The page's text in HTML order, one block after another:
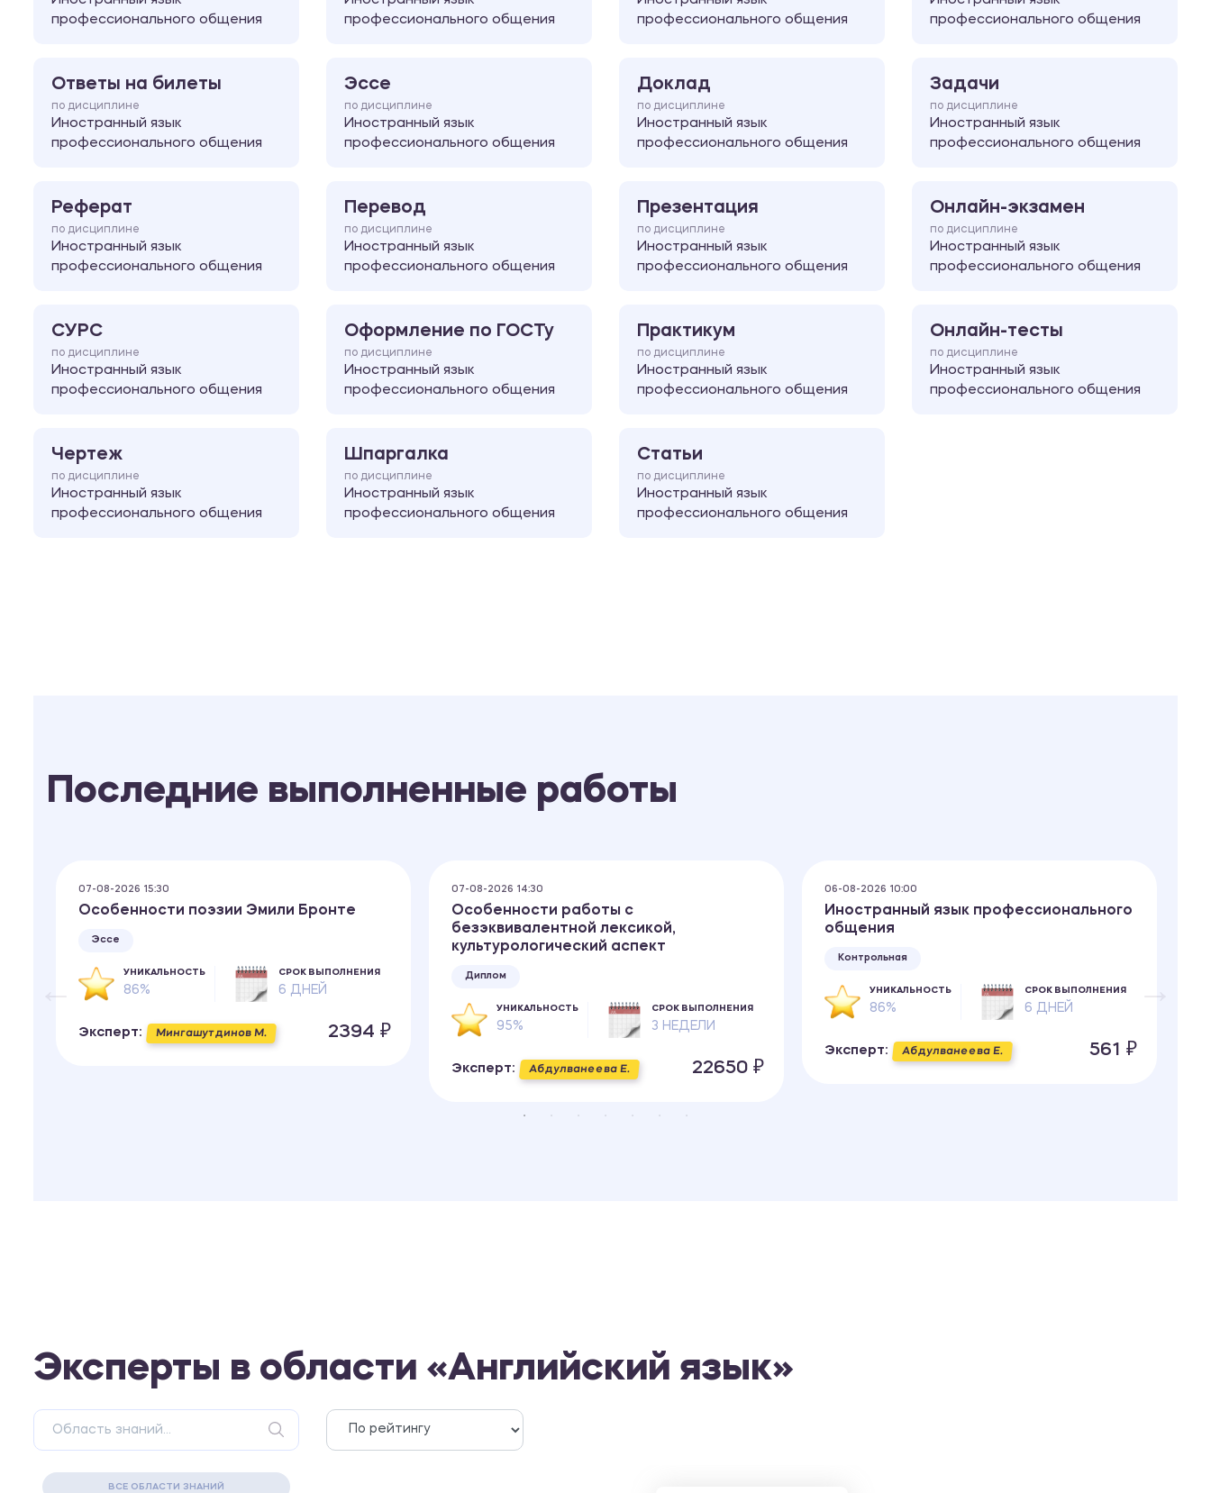
профессионального общения
профессионального общения
профессионального общения
профессионального общения
Ответы на билеты
по дисциплине
Иностранный язык
профессионального общения
Эссе
по дисциплине
Иностранный язык
профессионального общения
Доклад
по дисциплине
Иностранный язык
профессионального общения
Задачи
по дисциплине
Иностранный язык
профессионального общения
Реферат
по дисциплине
Иностранный язык
профессионального общения
Перевод
по дисциплине
Иностранный язык
профессионального общения
Презентация
по дисциплине
Иностранный язык
профессионального общения
Онлайн-экзамен
по дисциплине
Иностранный язык
профессионального общения
СУРС
по дисциплине
Иностранный язык
профессионального общения
Оформление по ГОСТу
по дисциплине
Иностранный язык
профессионального общения
Практикум
по дисциплине
Иностранный язык
профессионального общения
Онлайн-тесты
по дисциплине
Иностранный язык
профессионального общения
Чертеж
по дисциплине
Иностранный язык
профессионального общения
Шпаргалка
по дисциплине
Иностранный язык
профессионального общения
Статьи
по дисциплине
Иностранный язык
профессионального общения
Последние выполненные работы
07-08-2026 15:30
Особенности поэзии Эмили Бронте
Эссе
УНИКАЛЬНОСТЬ
86%
СРОК ВЫПОЛНЕНИЯ
6 ДНЕЙ
Эксперт: Мингашутдинов М. 2394 ₽
07-08-2026 14:30
Особенности работы с
безэквивалентной лексикой,
культурологический аспект
Диплом
УНИКАЛЬНОСТЬ
95%
СРОК ВЫПОЛНЕНИЯ
3 НЕДЕЛИ
Эксперт: Абдулванеева Е. 22650 ₽
06-08-2026 10:00
Иностранный язык профессионального
общения
Контрольная
УНИКАЛЬНОСТЬ
86%
СРОК ВЫПОЛНЕНИЯ
6 ДНЕЙ
Эксперт: Абдулванеева Е. 561 ₽
Эксперты в области «Английский язык»
ВСЕ ОБЛАСТИ ЗНАНИЙ